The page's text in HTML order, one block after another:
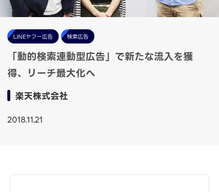
LINEヤフー広告 検索広告
「動的検索連動型広告」で新たな流入を獲
得、リーチ最大化へ
楽天株式会社
2018.11.21